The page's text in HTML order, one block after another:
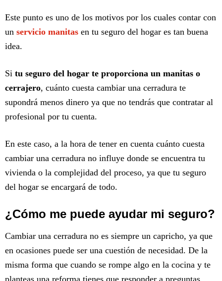
Este punto es uno de los motivos por los cuales contar con
un servicio manitas en tu seguro del hogar es tan buena
idea.
Si tu seguro del hogar te proporciona un manitas o
cerrajero, cuánto cuesta cambiar una cerradura te
supondrá menos dinero ya que no tendrás que contratar al
profesional por tu cuenta.
En este caso, a la hora de tener en cuenta cuánto cuesta
cambiar una cerradura no influye donde se encuentra tu
vivienda o la complejidad del proceso, ya que tu seguro
del hogar se encargará de todo.
¿Cómo me puede ayudar mi seguro?
Cambiar una cerradura no es siempre un capricho, ya que
en ocasiones puede ser una cuestión de necesidad. De la
misma forma que cuando se rompe algo en la cocina y te
planteas una reforma tienes que responder a preguntas